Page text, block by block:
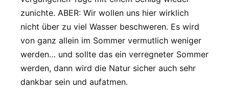
zunichte. ABER: Wir wollen uns hier wirklich
nicht über zu viel Wasser beschweren. Es wird
von ganz allein im Sommer vermutlich weniger
werden… und sollte das ein verregneter Sommer
werden, dann wird die Natur sicher auch sehr
dankbar sein und aufatmen.